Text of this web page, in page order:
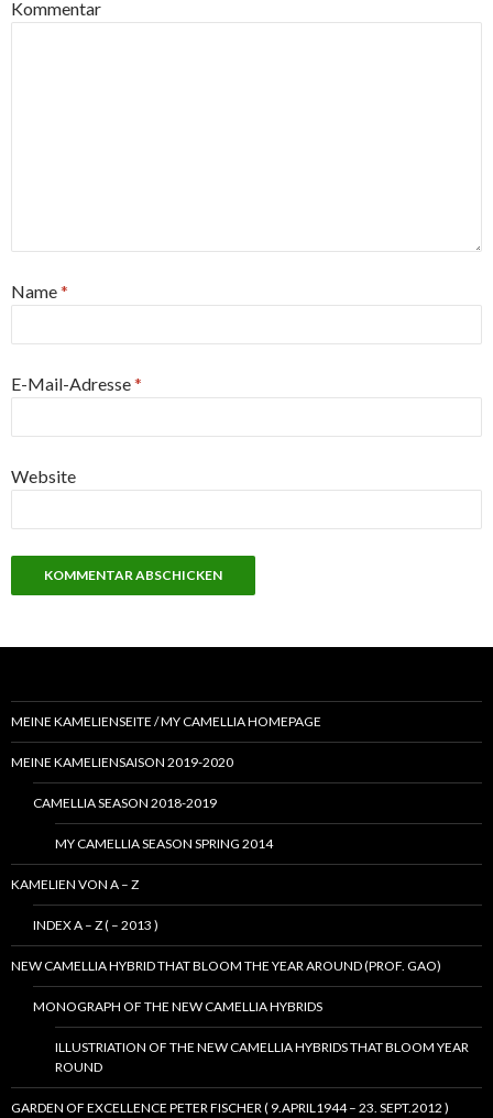
Kommentar
Name*
E-Mail-Adresse*
Website
MEINE KAMELIENSEITE / MY CAMELLIA HOMEPAGE
MEINE KAMELIENSAISON 2019-2020
CAMELLIA SEASON 2018-2019
MY CAMELLIA SEASON SPRING 2014
KAMELIEN VON A – Z
INDEX A – Z ( – 2013 )
NEW CAMELLIA HYBRID THAT BLOOM THE YEAR AROUND (PROF. GAO)
MONOGRAPH OF THE NEW CAMELLIA HYBRIDS
ILLUSTRIATION OF THE NEW CAMELLIA HYBRIDS THAT BLOOM YEAR
ROUND
GARDEN OF EXCELLENCE PETER FISCHER ( 9.APRIL1944 – 23. SEPT.2012 )